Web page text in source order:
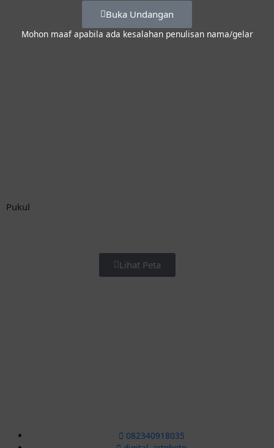
Pukul
Lihat Peta
082340918035
Buka Undangan
Mohon maaf apabila ada kesalahan penulisan nama/gelar